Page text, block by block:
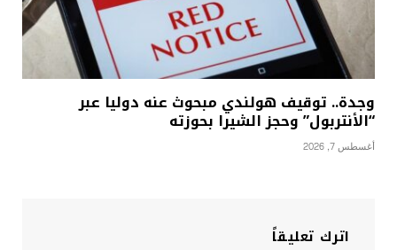
وجدة.. توقيف هولندي مبحوث عنه دوليا عبر
“الأنتربول” وحجز الشيرا بحوزته
أغسطس 7, 2026
اترك تعليقاً